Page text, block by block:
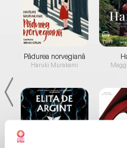
Pădurea norvegiană
Haruki Murakami